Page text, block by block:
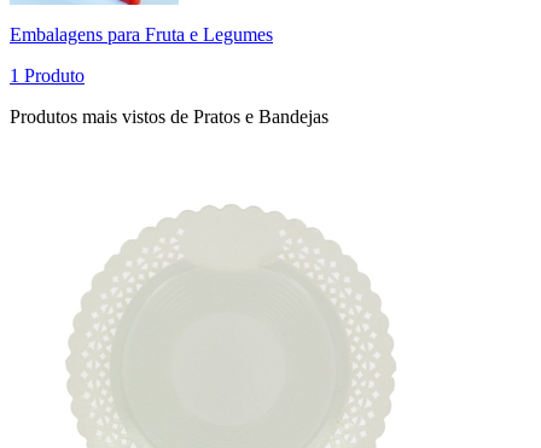
Embalagens para Fruta e Legumes
1 Produto
Produtos mais vistos de Pratos e Bandejas